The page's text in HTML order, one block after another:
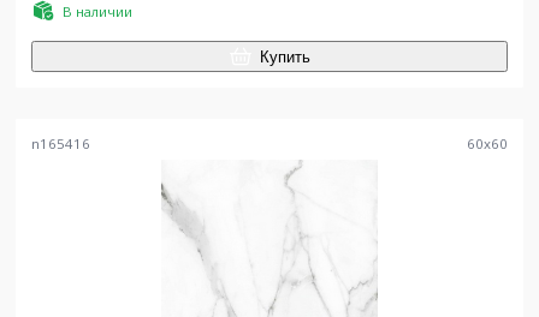
В наличии
Купить
n165416 60x60